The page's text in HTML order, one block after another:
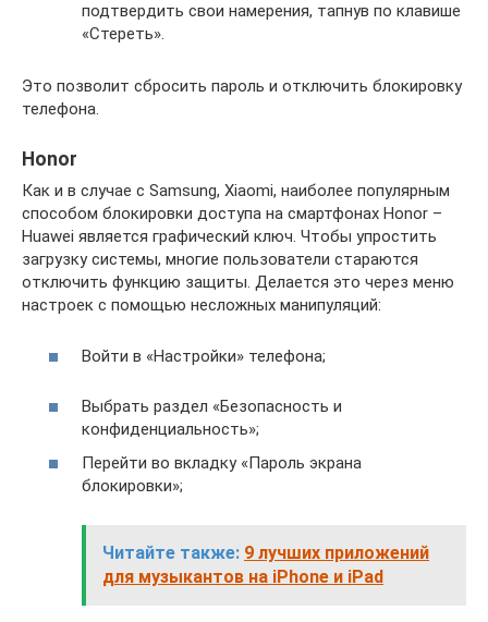
подтвердить свои намерения, тапнув по клавише
«Стереть».
Это позволит сбросить пароль и отключить блокировку
телефона.
Honor
Как и в случае с Samsung, Xiaomi, наиболее популярным
способом блокировки доступа на смартфонах Honor –
Huawei является графический ключ. Чтобы упростить
загрузку системы, многие пользователи стараются
отключить функцию защиты. Делается это через меню
настроек с помощью несложных манипуляций:
Войти в «Настройки» телефона;
Выбрать раздел «Безопасность и
конфиденциальность»;
Перейти во вкладку «Пароль экрана
блокировки»;
Читайте также: 9 лучших приложений
для музыкантов на iPhone и iPad